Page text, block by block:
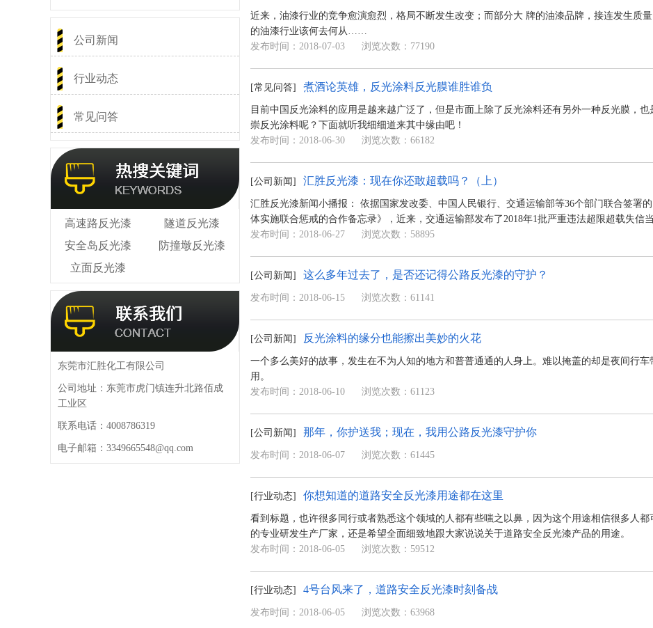
常见问答
安全岛反光漆
防撞墩反光漆
立面反光漆
东莞市汇胜化工有限公司
公司地址：东莞市虎门镇连升北路佰成
近来，油漆行业的竞争愈演愈烈，格局不断发生改变；而部分大 牌的油漆品牌，接连发生质
的油漆行业该何去何从……
发布时间：2018-07-03
浏览次数：77190
[常见问答] 煮酒论英雄，反光涂料反光膜谁胜谁负
目前中国反光涂料的应用是越来越广泛了，但是市面上除了反光涂料还有另外一种反光膜，
崇反光涂料呢？下面就听我细细道来其中缘由吧！
发布时间：2018-06-30
浏览次数：66182
[公司新闻] 汇胜反光漆：现在你还敢超载吗？（上）
汇胜反光漆新闻小播报： 依据国家发改委、中国人民银行、交通运输部等36个部门联合签署
体实施联合惩戒的合作备忘录》，近来，交通运输部发布了2018年1批严重违法超限超载失信当
发布时间：2018-06-27
浏览次数：58895
[公司新闻] 这么多年过去了，是否还记得公路反光漆的守护？
发布时间：2018-06-15 浏览次数：61141
[公司新闻] 反光涂料的缘分也能擦出美妙的火花
一个多么美好的故事，发生在不为人知的地方和普普通通的人身上。难以掩盖的却是夜间行
用。
发布时间：2018-06-10
浏览次数：61123
[公司新闻] 那年，你护送我；现在，我用公路反光漆守护你
发布时间：2018-06-07 浏览次数：61445
[行业动态] 你想知道的道路安全反光漆用途都在这里
看到标题，也许很多同行或者熟悉这个领域的人都有些嗤之以鼻，因为这个用途相信很多人
的专业研发生产厂家，还是希望全面细致地跟大家说说关于道路安全反光漆产品的用途。
发布时间：2018-06-05
浏览次数：59512
[行业动态] 4号台风来了，道路安全反光漆时刻备战
发布时间：2018-06-05 浏览次数：63968